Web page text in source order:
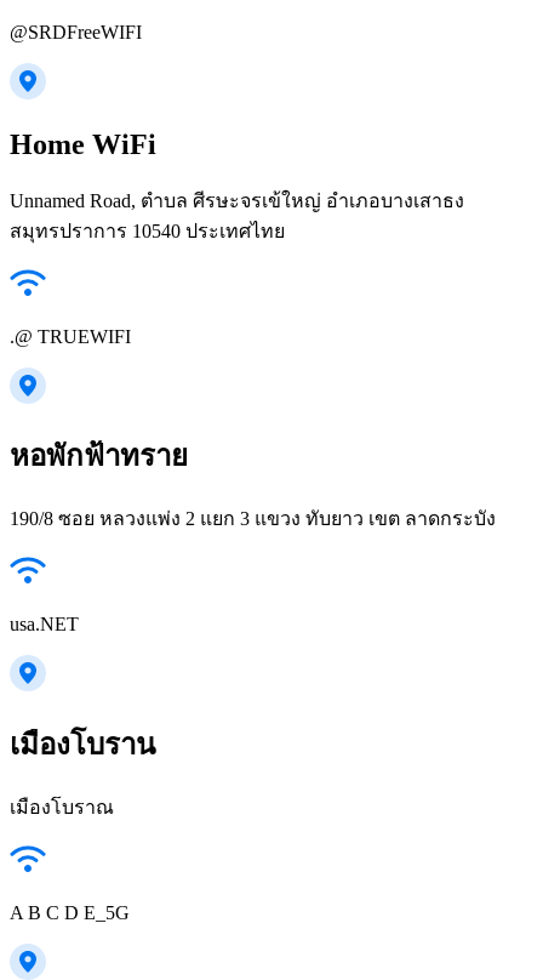
@SRDFreeWIFI
Home WiFi
Unnamed Road, ตำบล ศีรษะจรเข้ใหญ่ อำเภอบางเสาธง
สมุทรปราการ 10540 ประเทศไทย
.@ TRUEWIFI
หอพักฟ้าทราย
190/8 ซอย หลวงแพ่ง 2 แยก 3 แขวง ทับยาว เขต ลาดกระบัง
usa.NET
เมืองโบราน
เมืองโบราณ
A B C D E_5G